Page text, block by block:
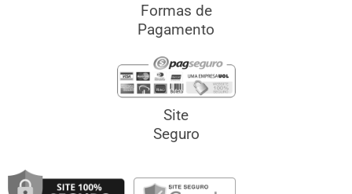
Formas de
Pagamento
Site
Seguro